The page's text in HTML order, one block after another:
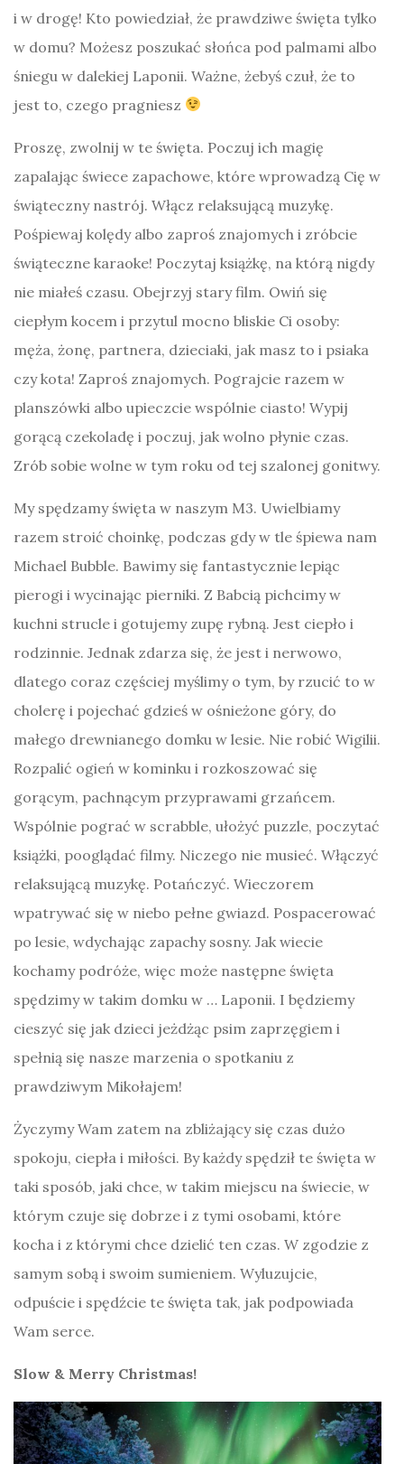
i w drogę! Kto powiedział, że prawdziwe święta tylko
w domu? Możesz poszukać słońca pod palmami albo
śniegu w dalekiej Laponii. Ważne, żebyś czuł, że to
jest to, czego pragniesz
Proszę, zwolnij w te święta. Poczuj ich magię
zapalając świece zapachowe, które wprowadzą Cię w
świąteczny nastrój. Włącz relaksującą muzykę.
Pośpiewaj kolędy albo zaproś znajomych i zróbcie
świąteczne karaoke! Poczytaj książkę, na którą nigdy
nie miałeś czasu. Obejrzyj stary film. Owiń się
ciepłym kocem i przytul mocno bliskie Ci osoby:
męża, żonę, partnera, dzieciaki, jak masz to i psiaka
czy kota! Zaproś znajomych. Pograjcie razem w
planszówki albo upieczcie wspólnie ciasto! Wypij
gorącą czekoladę i poczuj, jak wolno płynie czas.
Zrób sobie wolne w tym roku od tej szalonej gonitwy.
My spędzamy święta w naszym M3. Uwielbiamy
razem stroić choinkę, podczas gdy w tle śpiewa nam
Michael Bubble. Bawimy się fantastycznie lepiąc
pierogi i wycinając pierniki. Z Babcią pichcimy w
kuchni strucle i gotujemy zupę rybną. Jest ciepło i
rodzinnie. Jednak zdarza się, że jest i nerwowo,
dlatego coraz częściej myślimy o tym, by rzucić to w
cholerę i pojechać gdzieś w ośnieżone góry, do
małego drewnianego domku w lesie. Nie robić Wigilii.
Rozpalić ogień w kominku i rozkoszować się
gorącym, pachnącym przyprawami grzańcem.
Wspólnie pograć w scrabble, ułożyć puzzle, poczytać
książki, pooglądać filmy. Niczego nie musieć. Włączyć
relaksującą muzykę. Potańczyć. Wieczorem
wpatrywać się w niebo pełne gwiazd. Pospacerować
po lesie, wdychając zapachy sosny. Jak wiecie
kochamy podróże, więc może następne święta
spędzimy w takim domku w … Laponii. I będziemy
cieszyć się jak dzieci jeżdżąc psim zaprzęgiem i
spełnią się nasze marzenia o spotkaniu z
prawdziwym Mikołajem!
Życzymy Wam zatem na zbliżający się czas dużo
spokoju, ciepła i miłości. By każdy spędził te święta w
taki sposób, jaki chce, w takim miejscu na świecie, w
którym czuje się dobrze i z tymi osobami, które
kocha i z którymi chce dzielić ten czas. W zgodzie z
samym sobą i swoim sumieniem. Wyluzujcie,
odpuście i spędźcie te święta tak, jak podpowiada
Wam serce.
Slow & Merry Christmas!